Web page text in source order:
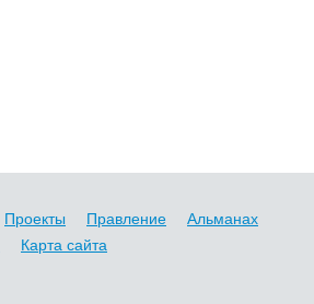
Проекты Правление
Альманах
Карта сайта